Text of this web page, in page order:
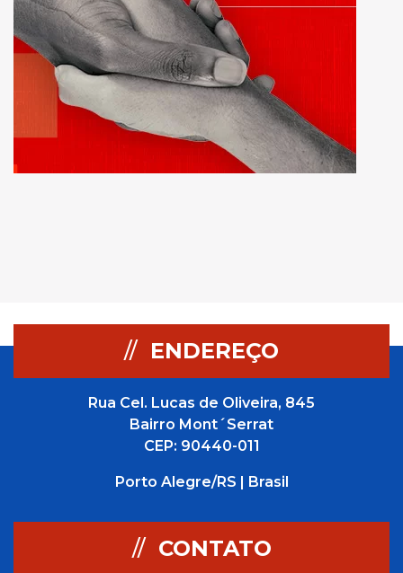
// ENDEREÇO
Rua Cel. Lucas de Oliveira, 845
Bairro Mont´Serrat
CEP: 90440-011
Porto Alegre/RS | Brasil
// CONTATO